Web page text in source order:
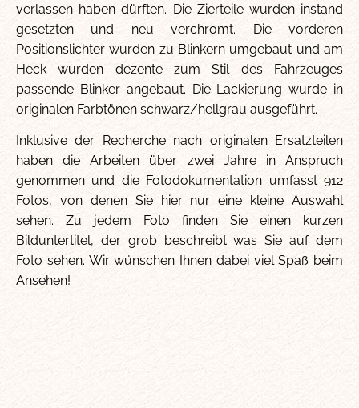
verlassen haben dürften. Die Zierteile wurden instand
gesetzten und neu verchromt. Die vorderen
Positionslichter wurden zu Blinkern umgebaut und am
Heck wurden dezente zum Stil des Fahrzeuges
passende Blinker angebaut. Die Lackierung wurde in
originalen Farbtönen schwarz/hellgrau ausgeführt.
Inklusive der Recherche nach originalen Ersatzteilen
haben die Arbeiten über zwei Jahre in Anspruch
genommen und die Fotodokumentation umfasst 912
Fotos, von denen Sie hier nur eine kleine Auswahl
sehen. Zu jedem Foto finden Sie einen kurzen
Bilduntertitel, der grob beschreibt was Sie auf dem
Foto sehen. Wir wünschen Ihnen dabei viel Spaß beim
Ansehen!